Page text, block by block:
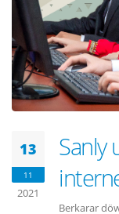
13
11
2021
Sanly
Berkarar